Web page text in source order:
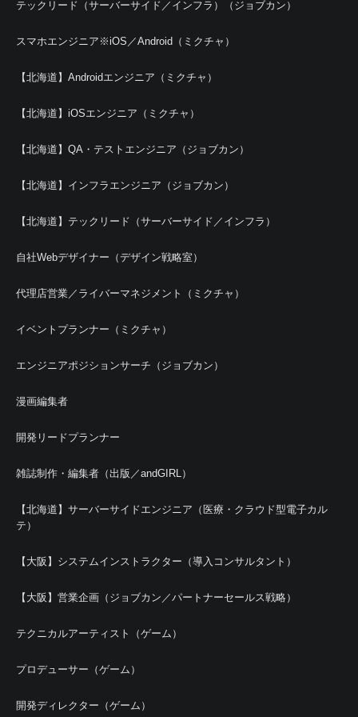
テックリード（サーバーサイド／インフラ）（ジョブカン）
スマホエンジニア※iOS／Android（ミクチャ）
【北海道】Androidエンジニア（ミクチャ）
【北海道】iOSエンジニア（ミクチャ）
【北海道】QA・テストエンジニア（ジョブカン）
【北海道】インフラエンジニア（ジョブカン）
【北海道】テックリード（サーバーサイド／インフラ）
自社Webデザイナー（デザイン戦略室）
代理店営業／ライバーマネジメント（ミクチャ）
イベントプランナー（ミクチャ）
エンジニアポジションサーチ（ジョブカン）
漫画編集者
開発リードプランナー
雑誌制作・編集者（出版／andGIRL）
【北海道】サーバーサイドエンジニア（医療・クラウド型電子カル
テ）
【大阪】システムインストラクター（導入コンサルタント）
【大阪】営業企画（ジョブカン／パートナーセールス戦略）
テクニカルアーティスト（ゲーム）
プロデューサー（ゲーム）
開発ディレクター（ゲーム）